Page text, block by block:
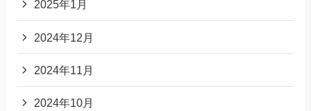
2025年1月
2024年12月
2024年11月
2024年10月